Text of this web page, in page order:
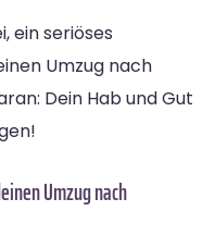
ein seriöses
Umzug nach
Dein Hab und Gut
Umzug nach